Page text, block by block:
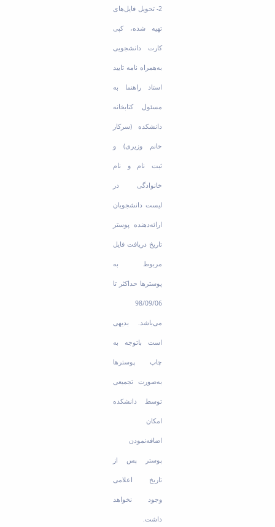
2- تحویل فایل‌های
تهیه شده، کپی
کارت دانشجویی
به‌همراه نامه تایید
استاد راهنما به
مسئول کتابخانه
دانشکده (سرکار
خانم وزیری) و
ثبت نام و نام
خانوادگی در
لیست دانشجویان
ارائه‌دهنده پوستر
تاریخ دریافت فایل
مربوط به
پوسترها حداکثر تا
98/09/06
می‌باشد. بدیهی
است باتوجه به
چاپ پوسترها
به‌صورت تجمیعی
توسط دانشکده
امکان
اضافه‌نمودن
پوستر پس از
تاریخ اعلامی
وجود نخواهد
داشت.